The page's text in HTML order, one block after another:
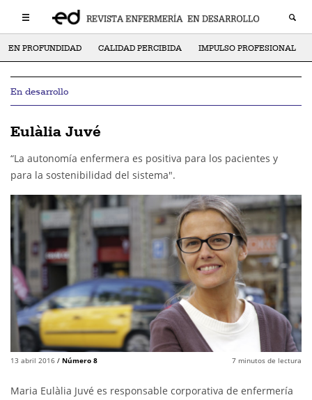
EN PROFUNDIDAD CALIDAD PERCIBIDA IMPULSO PROFESIONAL
En desarrollo
Eulàlia Juvé
“La autonomía enfermera es positiva para los pacientes y
para la sostenibilidad del sistema".
13 abril 2016 / Número 8 7 minutos de lectura
Maria Eulàlia Juvé es responsable corporativa de enfermería